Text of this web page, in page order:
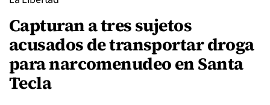
Capturan a tres sujetos
acusados de transportar droga
para narcomenudeo en Santa
Tecla